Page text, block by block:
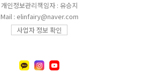
개인정보관리책임자 : 유승지
Mail : elinfairy@naver.com
사업자 정보 확인